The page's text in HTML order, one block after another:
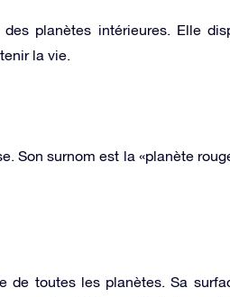
planètes intérieures. Elle
la vie.
Son surnom est la «planète
de toutes les planètes. Sa